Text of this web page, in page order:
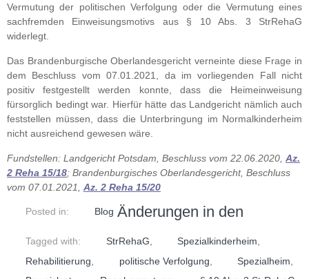
Vermutung der politischen Verfolgung oder die Vermutung eines
sachfremden Einweisungsmotivs aus § 10 Abs. 3 StrRehaG
widerlegt.
Das Brandenburgische Oberlandesgericht verneinte diese Frage in
dem Beschluss vom 07.01.2021, da im vorliegenden Fall nicht
positiv festgestellt werden konnte, dass die Heimeinweisung
fürsorglich bedingt war. Hierfür hätte das Landgericht nämlich auch
feststellen müssen, dass die Unterbringung im Normalkinderheim
nicht ausreichend gewesen wäre.
Fundstellen: Landgericht Potsdam, Beschluss vom 22.06.2020, Az.
2 Reha 15/18; Brandenburgisches Oberlandesgericht, Beschluss
vom 07.01.2021, Az. 2 Reha 15/20
Posted in: Blog
Tagged with: StrRehaG, Spezialkinderheim,
Rehabilitierung
politische Verfolgung Spezialheim
Änderungen in den